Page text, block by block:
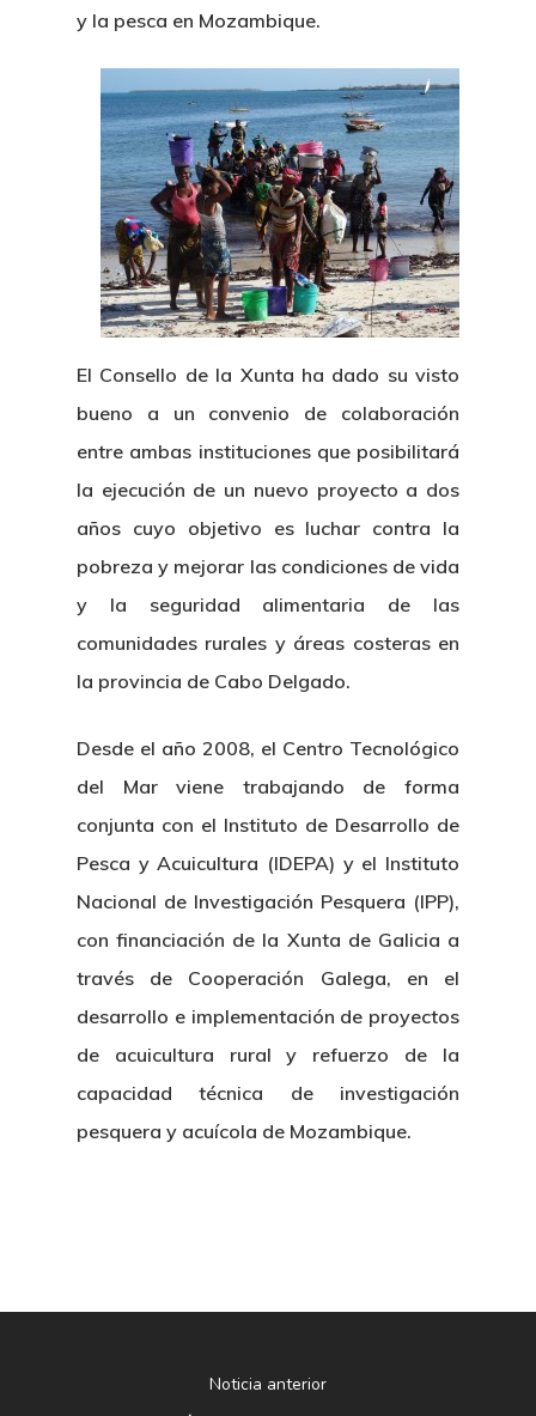
y la pesca en Mozambique.
El Consello de la Xunta ha dado su visto
bueno a un convenio de colaboración
entre ambas instituciones que posibilitará
la ejecución de un nuevo proyecto a dos
años cuyo objetivo es luchar contra la
pobreza y mejorar las condiciones de vida
y la seguridad alimentaria de las
comunidades rurales y áreas costeras en
la provincia de Cabo Delgado.
Desde el año 2008, el Centro Tecnológico
del Mar viene trabajando de forma
conjunta con el Instituto de Desarrollo de
Pesca y Acuicultura (IDEPA) y el Instituto
Nacional de Investigación Pesquera (IPP),
con financiación de la Xunta de Galicia a
través de Cooperación Galega, en el
desarrollo e implementación de proyectos
de acuicultura rural y refuerzo de la
capacidad técnica de investigación
pesquera y acuícola de Mozambique.
Noticia anterior